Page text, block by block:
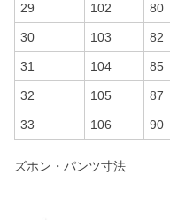
29 102 80
30 103 82
31 104 85
32 105 87
33 106 90
ズホン・パンツ寸法